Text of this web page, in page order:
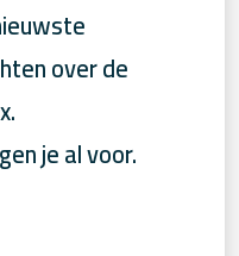
over de
je al voor.